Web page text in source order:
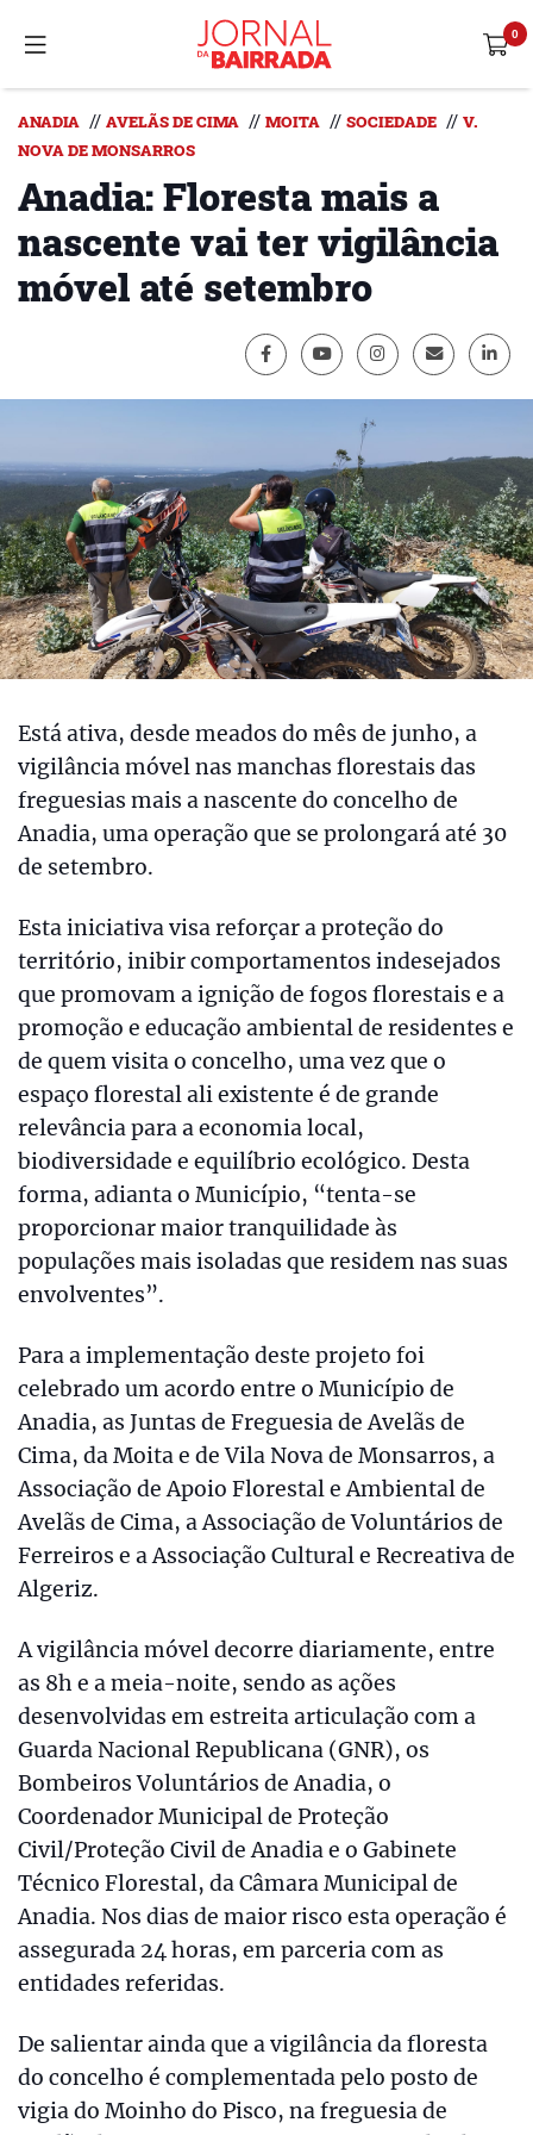
ANADIA // AVELÃS DE CIMA // MOITA // SOCIEDADE // V.
NOVA DE MONSARROS
Anadia: Floresta mais a
nascente vai ter vigilância
móvel até setembro
Está ativa, desde meados do mês de junho, a
vigilância móvel nas manchas florestais das
freguesias mais a nascente do concelho de
Anadia, uma operação que se prolongará até 30
de setembro.
Esta iniciativa visa reforçar a proteção do
território, inibir comportamentos indesejados
que promovam a ignição de fogos florestais e a
promoção e educação ambiental de residentes e
de quem visita o concelho, uma vez que o
espaço florestal ali existente é de grande
relevância para a economia local,
biodiversidade e equilíbrio ecológico. Desta
forma, adianta o Município, “tenta-se
proporcionar maior tranquilidade às
populações mais isoladas que residem nas suas
envolventes”.
Para a implementação deste projeto foi
celebrado um acordo entre o Município de
Anadia, as Juntas de Freguesia de Avelãs de
Cima, da Moita e de Vila Nova de Monsarros, a
Associação de Apoio Florestal e Ambiental de
Avelãs de Cima, a Associação de Voluntários de
Ferreiros e a Associação Cultural e Recreativa de
Algeriz.
A vigilância móvel decorre diariamente, entre
as 8h e a meia-noite, sendo as ações
desenvolvidas em estreita articulação com a
Guarda Nacional Republicana (GNR), os
Bombeiros Voluntários de Anadia, o
Coordenador Municipal de Proteção
Civil/Proteção Civil de Anadia e o Gabinete
Técnico Florestal, da Câmara Municipal de
Anadia. Nos dias de maior risco esta operação é
assegurada 24 horas, em parceria com as
entidades referidas.
De salientar ainda que a vigilância da floresta
do concelho é complementada pelo posto de
vigia do Moinho do Pisco, na freguesia de